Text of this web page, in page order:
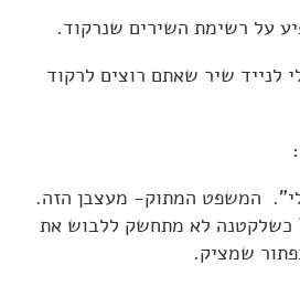
על רשימת השירים שנרקוד.
לנייד שיר שאתם רוצים לרקוד
המשפט המתוק- מעצבן הזה.
כשלקטנה לא מתחשק ללבוש את
שמציק.